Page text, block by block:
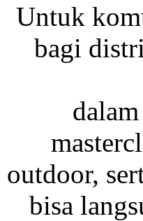
Untuk
bagi
outdoor,
bisa